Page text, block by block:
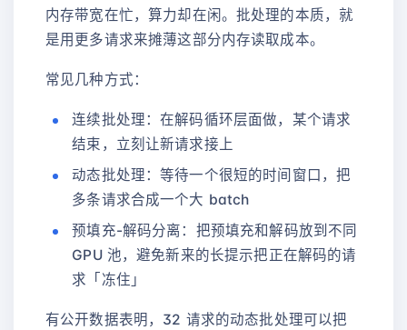
内存带宽在忙，算力却在闲。批处理的本质，就
是用更多请求来摊薄这部分内存读取成本。
常见几种方式：
连续批处理：在解码循环层面做，某个请求
结束，立刻让新请求接上
动态批处理：等待一个很短的时间窗口，把
多条请求合成一个大 batch
预填充-解码分离：把预填充和解码放到不同
GPU 池，避免新来的长提示把正在解码的请
求「冻住」
有公开数据表明，32 请求的动态批处理可以把